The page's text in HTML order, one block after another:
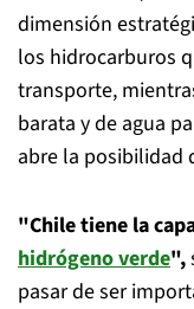
dimensión
los hidrocarburos
transporte,
barata y de agua
abre la posibilidad
"Chile tiene la
hidrógeno verde",
pasar de ser